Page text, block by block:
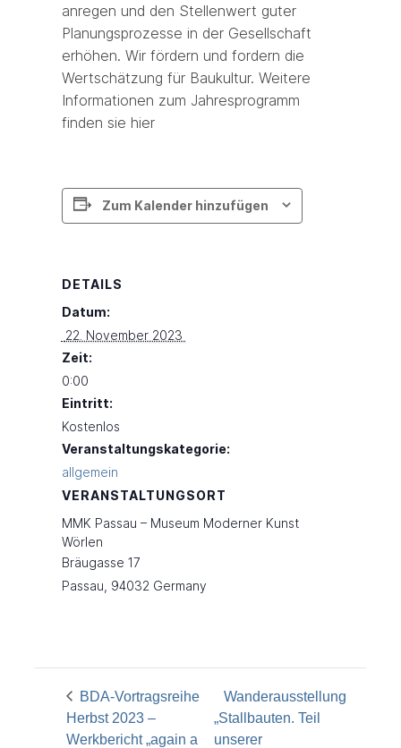
anregen und den Stellenwert guter
Planungsprozesse in der Gesellschaft
erhöhen. Wir fördern und fordern die
Wertschätzung für Baukultur. Weitere
Informationen zum Jahresprogramm
finden sie hier
Zum Kalender hinzufügen
DETAILS
Datum:
22. November 2023
Zeit:
0:00
Eintritt:
Kostenlos
Veranstaltungskategorie:
allgemein
VERANSTALTUNGSORT
MMK Passau – Museum Moderner Kunst
Wörlen
Bräugasse 17
Passau 94032 Germany
BDA-Vortragsreihe
Herbst 2023 –
Werkbericht „again a
Wanderausstellung
„Stallbauten. Teil
unserer